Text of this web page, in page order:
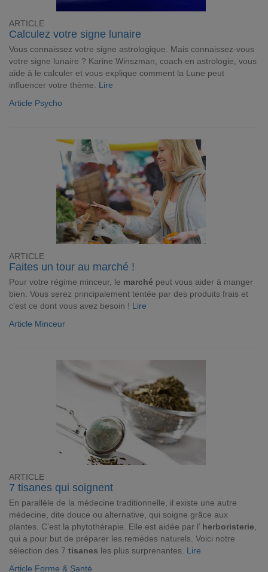
ARTICLE
Calculez votre signe lunaire
Vous connaissez votre signe astrologique. Mais connaissez-vous
votre signe lunaire ? Karine Winszman, coach en astrologie, vous
aide à le calculer et vous explique comment la Lune peut
influencer votre thème. Lire
Article Psycho
ARTICLE
Faites un tour au marché !
Pour votre régime minceur, le marché peut vous aider à manger
bien. Vous serez principalement tentée par des produits frais et
c'est ce dont vous avez besoin ! Lire
Article Minceur
ARTICLE
7 tisanes qui soignent
En parallèle de la médecine traditionnelle, il existe une autre
médecine, dite douce ou alternative, qui soigne grâce aux
plantes. C’est la phytothérapie. Elle est aidée par l’ herboristerie
qui a pour but de préparer les remèdes naturels. Voici notre
sélection des 7 tisanes les plus surprenantes. Lire
Article Forme & Santé